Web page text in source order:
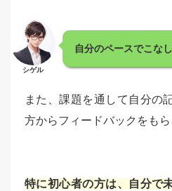
シゲル
自分のペースでこな
また、課題を通して自分の
方からフィードバックをもら
特に初心者の方は、自分で